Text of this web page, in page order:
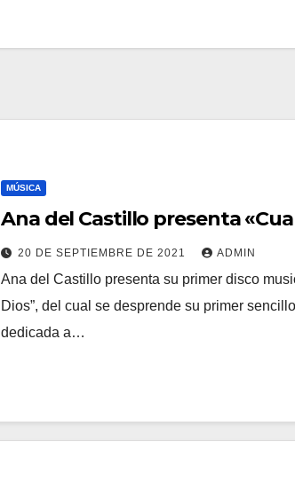
MÚSICA
Ana del Castillo presenta
20 DE SEPTIEMBRE DE 2021 ADMIN
Ana del Castillo presenta su primer disco
Dios”, del cual se desprende su primer
dedicada a…